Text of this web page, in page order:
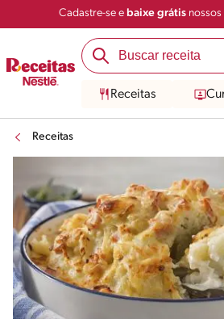
Cadastre-se e baixe grátisnossos
Receitas
Receitas
Salvar